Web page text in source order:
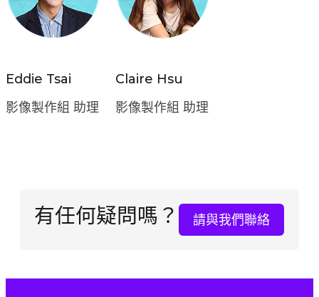
Eddie Tsai
影像製作組 助理
Claire Hsu
影像製作組 助理
有任何疑問嗎？ 請與我們聯絡